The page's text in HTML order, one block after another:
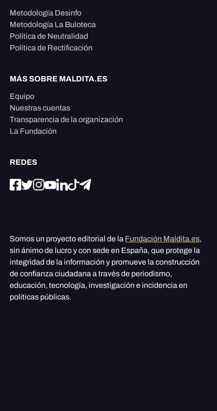
Metodología Desinfo
Metodología La Buloteca
Política de Neutralidad
Política de Rectificación
MÁS SOBRE MALDITA.ES
Equipo
Nuestras cuentas
Transparencia de la organización
La Fundación
REDES
Somos un proyecto editorial de la Fundación Maldita.es,
sin ánimo de lucro y con sede en España, que protege la
integridad de la información y promueve la construcción
de confianza ciudadana a través de periodismo,
educación, tecnología, investigación e incidencia en
políticas públicas.